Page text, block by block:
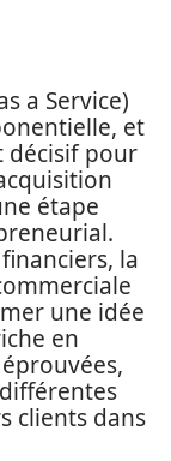
a Service)
et
décisif pour
étape
la
une idée
en
clients dans